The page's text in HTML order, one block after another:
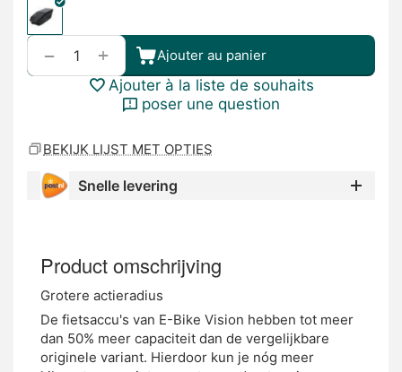
+
− Ajouter au panier
Ajouter à la liste de souhaits
poser une question
BEKIJK LIJST MET OPTIES
Snelle levering
Product omschrijving
Grotere actieradius
De fietsaccu's van E-Bike Vision hebben tot meer
dan 50% meer capaciteit dan de vergelijkbare
originele variant. Hierdoor kun je nóg meer